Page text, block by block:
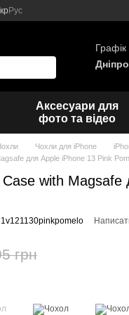
Рус
Аксесуари для
фото та відео
Чохли для iPhone
для Apple iPhone 13 Pink
with
1v121130pinkpomelo
грн